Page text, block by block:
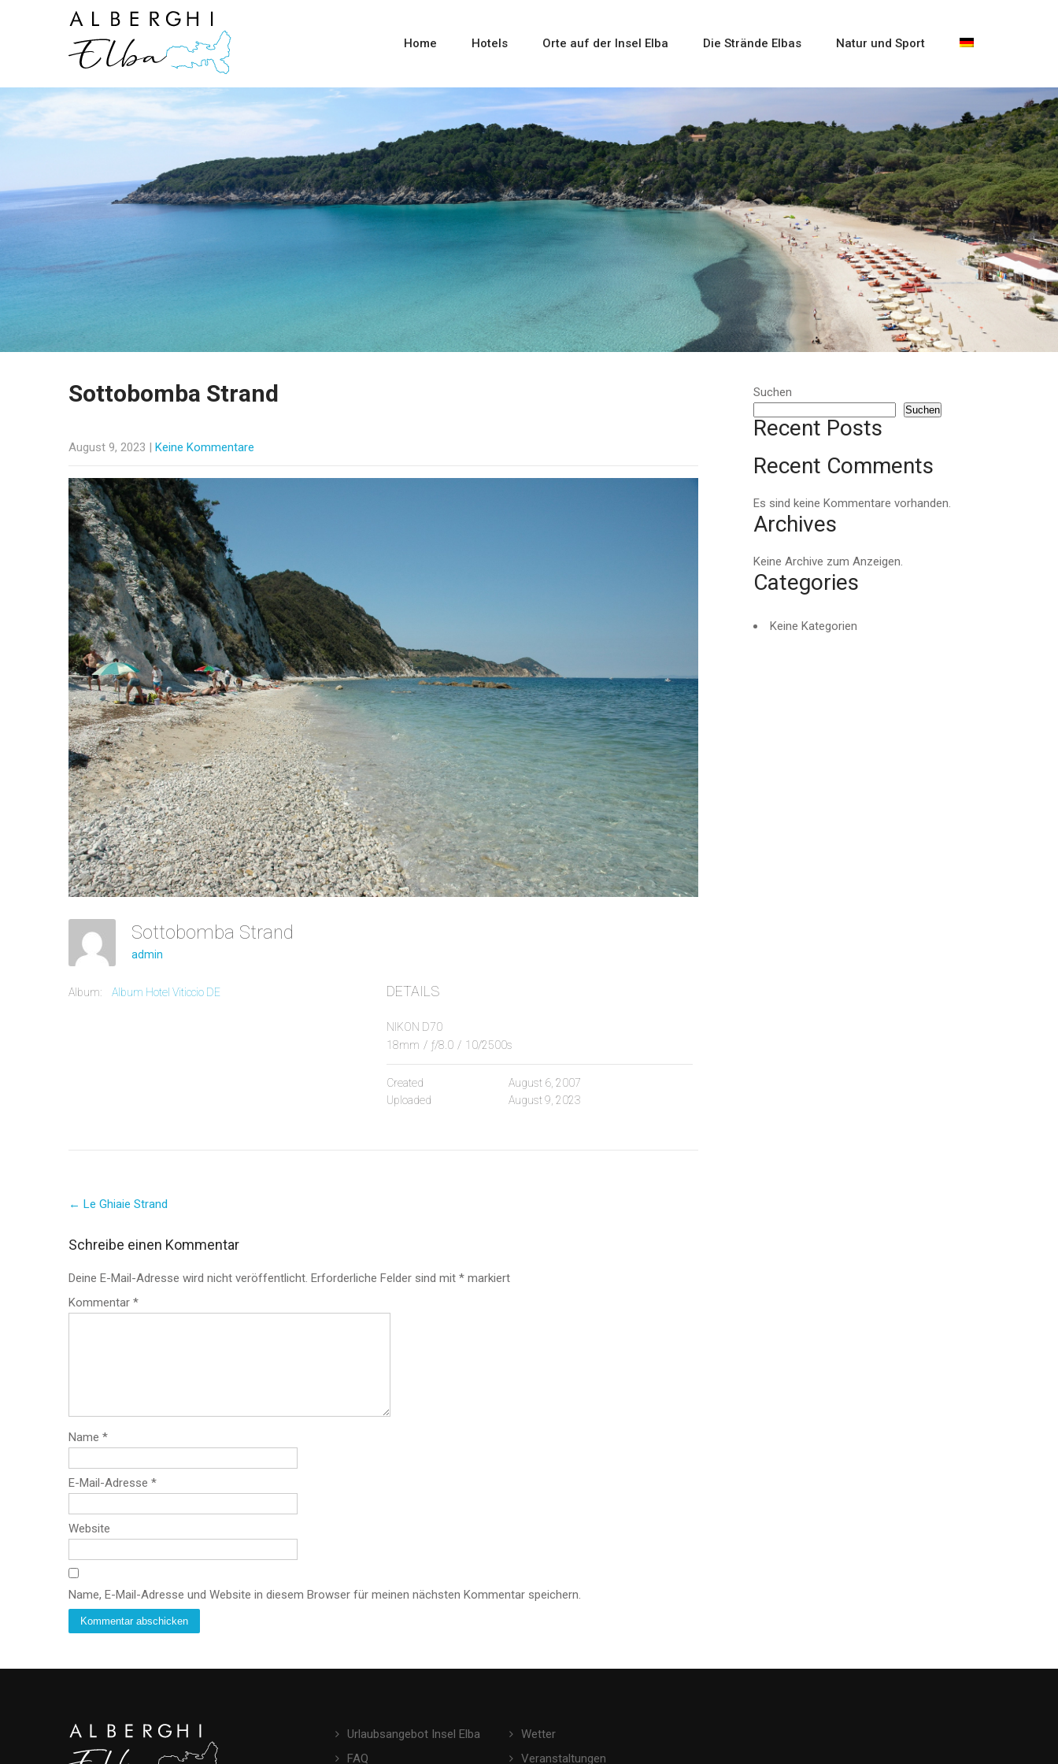
Home Hotels Orte auf der Insel Elba Die Strände Elbas Natur und Sport
Sottobomba Strand
August 9, 2023 | Keine Kommentare
Sottobomba Strand
admin
Album: Album Hotel Viticcio DE DETAILS
NIKON D70
18mm / ƒ/8.0 / 10/2500s
Created
August 6, 2007
Uploaded
August 9, 2023
navigation
← Le Ghiaie Strand
Schreibe einen Kommentar
Deine E-Mail-Adresse wird nicht veröffentlicht. Erforderliche Felder sind mit * markiert
Kommentar *
Name *
E-Mail-Adresse *
Website
Name, E-Mail-Adresse und Website in diesem Browser für meinen nächsten Kommentar speichern.
Suchen
Suchen
Recent Posts
Recent Comments
Es sind keine Kommentare vorhanden.
Archives
Keine Archive zum Anzeigen.
Categories
Keine Kategorien
Urlaubsangebot Insel Elba
FAQ
Wetter
Veranstaltungen